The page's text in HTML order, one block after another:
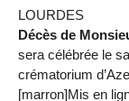
LOURDES
Décès de
sera célébrée le
crématorium
[marron]Mis en